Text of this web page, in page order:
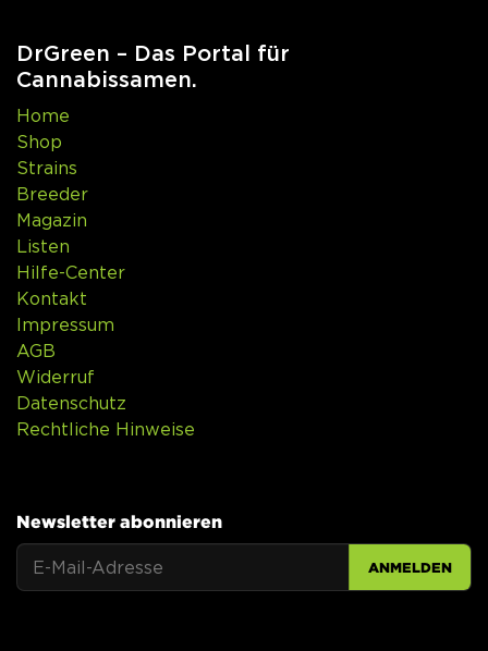
DrGreen – Das Portal für
Cannabissamen.
Home
Shop
Strains
Breeder
Magazin
Listen
Hilfe-Center
Kontakt
Impressum
AGB
Widerruf
Datenschutz
Rechtliche Hinweise
Newsletter abonnieren
ANMELDEN